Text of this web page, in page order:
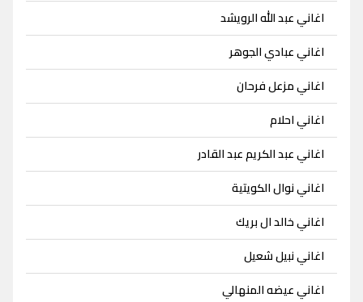
اغاني عبد الله الرويشد
اغاني عبادي الجوهر
اغاني مزعل فرحان
اغاني احلام
اغاني عبد الكريم عبد القادر
اغاني نوال الكويتية
اغاني خالد ال بريك
اغاني نبيل شعيل
اغاني عيضه المنهالي